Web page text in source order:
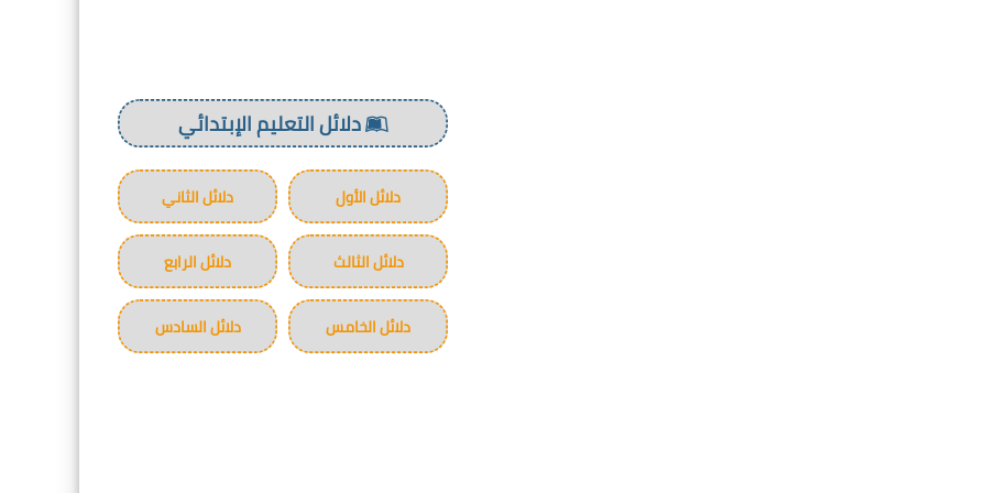
دلائل التعليم الإبتدائي
دلائل الأول دلائل الثاني
دلائل الثالث دلائل الرابع
دلائل الخامس دلائل السادس